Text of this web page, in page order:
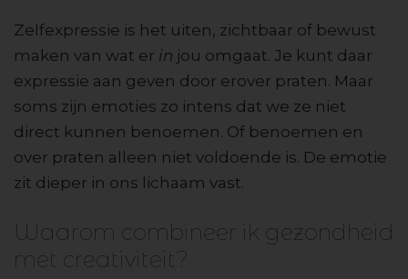
Zelfexpressie is het uiten, zichtbaar of bewust
maken van wat er in jou omgaat. Je kunt daar
expressie aan geven door erover praten. Maar
soms zijn emoties zo intens dat we ze niet
direct kunnen benoemen. Of benoemen en
over praten alleen niet voldoende is. De emotie
zit dieper in ons lichaam vast.
Waarom combineer ik gezondheid
met creativiteit?